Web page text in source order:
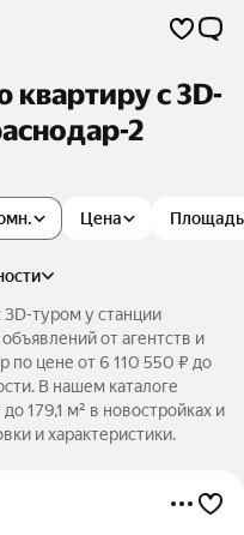
квартиру c 3D-
2
Цена Площадь
туром у станции
от агентств и
по цене от 6 110 550 ₽ до
В нашем каталоге
179,1 м² в новостройках и
и характеристики.